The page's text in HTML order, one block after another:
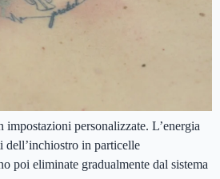
personalizzate. L’energia
dell’inchiostro in particelle
poi eliminate gradualmente dal sistema